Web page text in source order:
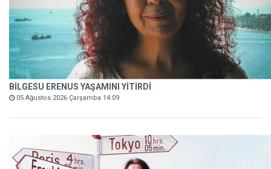
BİLGESU ERENUS YAŞAMINI YİTİRDİ
05 Ağustos 2026 Çarşamba 14:09